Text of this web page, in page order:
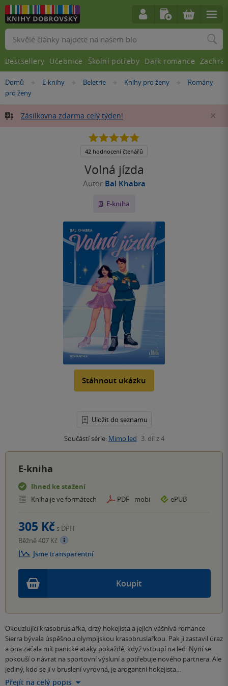
Nacházíte
se
Domů »
E-knihy »
Beletrie »
Knihy pro ženy »
Romány
pro ženy
Zásilkovna zdarma celý týden!
Volná jízda
Autor Bal Khabra
E-kniha
Stáhnout ukázku
Uložit do seznamu
Součástí série: Mimo led 3. díl z 4
4.8
5
42 hodnocení čtenářů
E-kniha
Ihned ke stažení
Kniha je ve formátech
PDF mobi ePUB
Koupit
305 Kč s DPH
Běžně 407 Kč
Jsme transparentní
Okouzlující krasobruslařka, drzý hokejista a jejich vášnivá romance
Sierra bývala úspěšnou olympijskou krasobruslařkou. Pak ji zastavil úraz
a ona začala mít panické ataky pokaždé, když vstoupí na led. Nyní se
pokouší o návrat na sportovní výsluní a potřebuje nového partnera. Ale
jediný, kdo se jí v bruslení vyrovná, je arogantní hokejista…
Přejít na celý popis
Vyhledávání
Bestsellery Učebnice Školní potřeby Dark romance